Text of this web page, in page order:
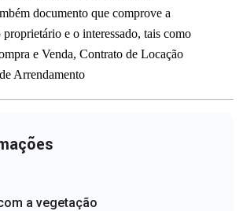
documento que comprove a
proprietário e o interessado, tais como
e Venda, Contrato de Locação
Arrendamento
a vegetação